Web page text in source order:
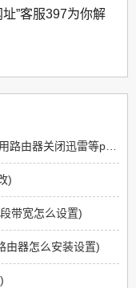
”客服397为你解
怎样在路由器上有效阻止P2P下载(如何使用路由器关闭迅雷等p2p软件)
)
带宽怎么设置)
由器怎么安装设置)